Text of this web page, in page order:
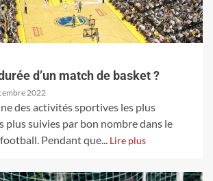
d’un match de basket ?
2022
des activités sportives les plus
plus suivies par bon nombre dans le
Pendant que... Lire plus